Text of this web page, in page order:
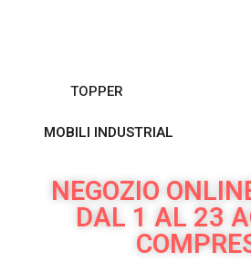
TOPPER
MOBILI INDUSTRIAL
NEGOZIO
DAL 1 AL 23